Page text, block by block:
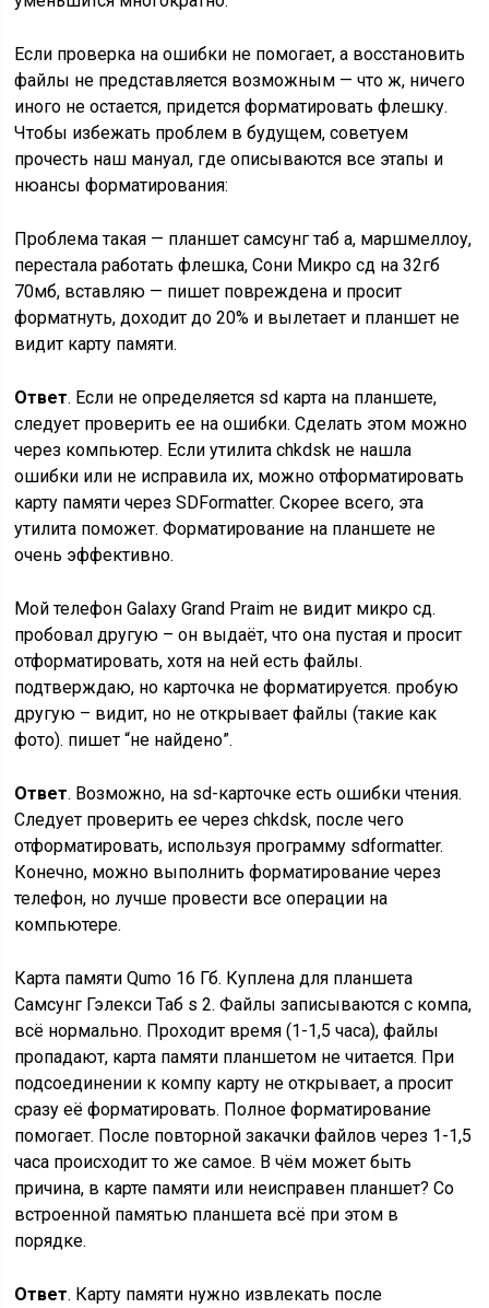
Если проверка на ошибки не помогает, а восстановить
файлы не представляется возможным — что ж, ничего
иного не остается, придется форматировать флешку.
Чтобы избежать проблем в будущем, советуем
прочесть наш мануал, где описываются все этапы и
нюансы форматирования:
Проблема такая — планшет самсунг таб а, маршмеллоу,
перестала работать флешка, Сони Микро сд на 32гб
70мб, вставляю — пишет повреждена и просит
форматнуть, доходит до 20% и вылетает и планшет не
видит карту памяти.
Ответ. Если не определяется sd карта на планшете,
следует проверить ее на ошибки. Сделать этом можно
через компьютер. Если утилита chkdsk не нашла
ошибки или не исправила их, можно отформатировать
карту памяти через SDFormatter. Скорее всего, эта
утилита поможет. Форматирование на планшете не
очень эффективно.
Мой телефон Galaxy Grand Praim не видит микро сд.
пробовал другую – он выдаёт, что она пустая и просит
отформатировать, хотя на ней есть файлы.
подтверждаю, но карточка не форматируется. пробую
другую – видит, но не открывает файлы (такие как
фото). пишет “не найдено”.
Ответ. Возможно, на sd-карточке есть ошибки чтения.
Следует проверить ее через chkdsk, после чего
отформатировать, используя программу sdformatter.
Конечно, можно выполнить форматирование через
телефон, но лучше провести все операции на
компьютере.
Карта памяти Qumo 16 Гб. Куплена для планшета
Самсунг Гэлекси Таб s 2. Файлы записываются с компа,
всё нормально. Проходит время (1-1,5 часа), файлы
пропадают, карта памяти планшетом не читается. При
подсоединении к компу карту не открывает, а просит
сразу её форматировать. Полное форматирование
помогает. После повторной закачки файлов через 1-1,5
часа происходит то же самое. В чём может быть
причина, в карте памяти или неисправен планшет? Со
встроенной памятью планшета всё при этом в
порядке.
Ответ. Карту памяти нужно извлекать после